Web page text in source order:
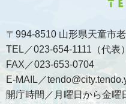
〒994-8510 山形県天童市
TEL／023-654-1111（代表）
FAX／023-653-0704
E-MAIL／
開庁時間／月曜日から金